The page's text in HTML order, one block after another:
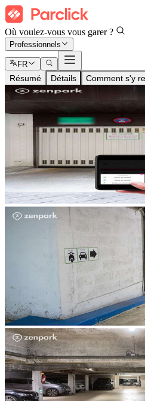
Où voulez-vous vous garer ?
Professionnels
FR
Résumé Détails Comment s'y